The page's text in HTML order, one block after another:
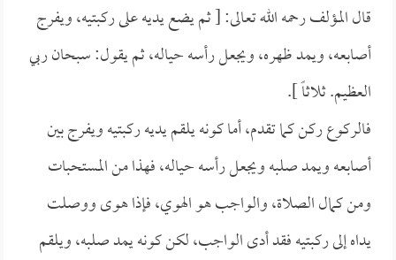
قال المؤلف رحمه الله تعالى: [ ثم يضع يديه على ركبتيه، ويفرج
أصابعه، ويمد ظهره، ويجعل رأسه حياله، ثم يقول: سبحان ربي
العظيم. ثلاثاً ].
فالركوع ركن كما تقدم، أما كونه يلقم يديه ركبتيه ويفرج بين
أصابعه ويمد صلبه ويجعل رأسه حياله، فهذا من المستحبات
ومن كمال الصلاة، والواجب هو الهوي، فإذا هوى ووصلت
يداه إلى ركبتيه فقد أدى الواجب، لكن كونه يمد صلبه، ويلقم